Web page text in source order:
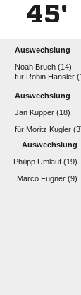
45'
Auswechslung
  
für  
Auswechslung
  
für  
Auswechslung
  
  